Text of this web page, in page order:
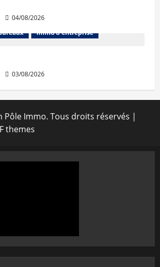
04/08/2026
Immo d'entreprise
03/08/2026
Pôle Immo. Tous droits réservés |
themes